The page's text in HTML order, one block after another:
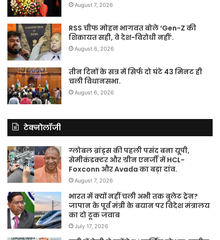
August 7, 2026
RSS चीफ मोहन भागवत बोले ‘Gen-Z की
शिकायत सही, वे देश-विरोधी नहीं’.
August 6, 2026
तीन दिनों के सत्र में सिर्फ दो घंटे 43 मिनट ही
चली विधानसभा.
August 6, 2026
टेक्नोलॉजी
ग्लोबल ब्रांड्स की पहली पसंद बना यूपी,
सेमीकंडक्टर और ग्रीन एनर्जी में HCL-
Foxconn और Avada का बड़ा दांव.
August 7, 2026
भारत में क्यों नहीं चली अभी तक बुलेट ट्रेन?
जापान के पूर्व मंत्री के बयान पर विदेश मंत्रालय
का दो टूक जवाब
July 17, 2026